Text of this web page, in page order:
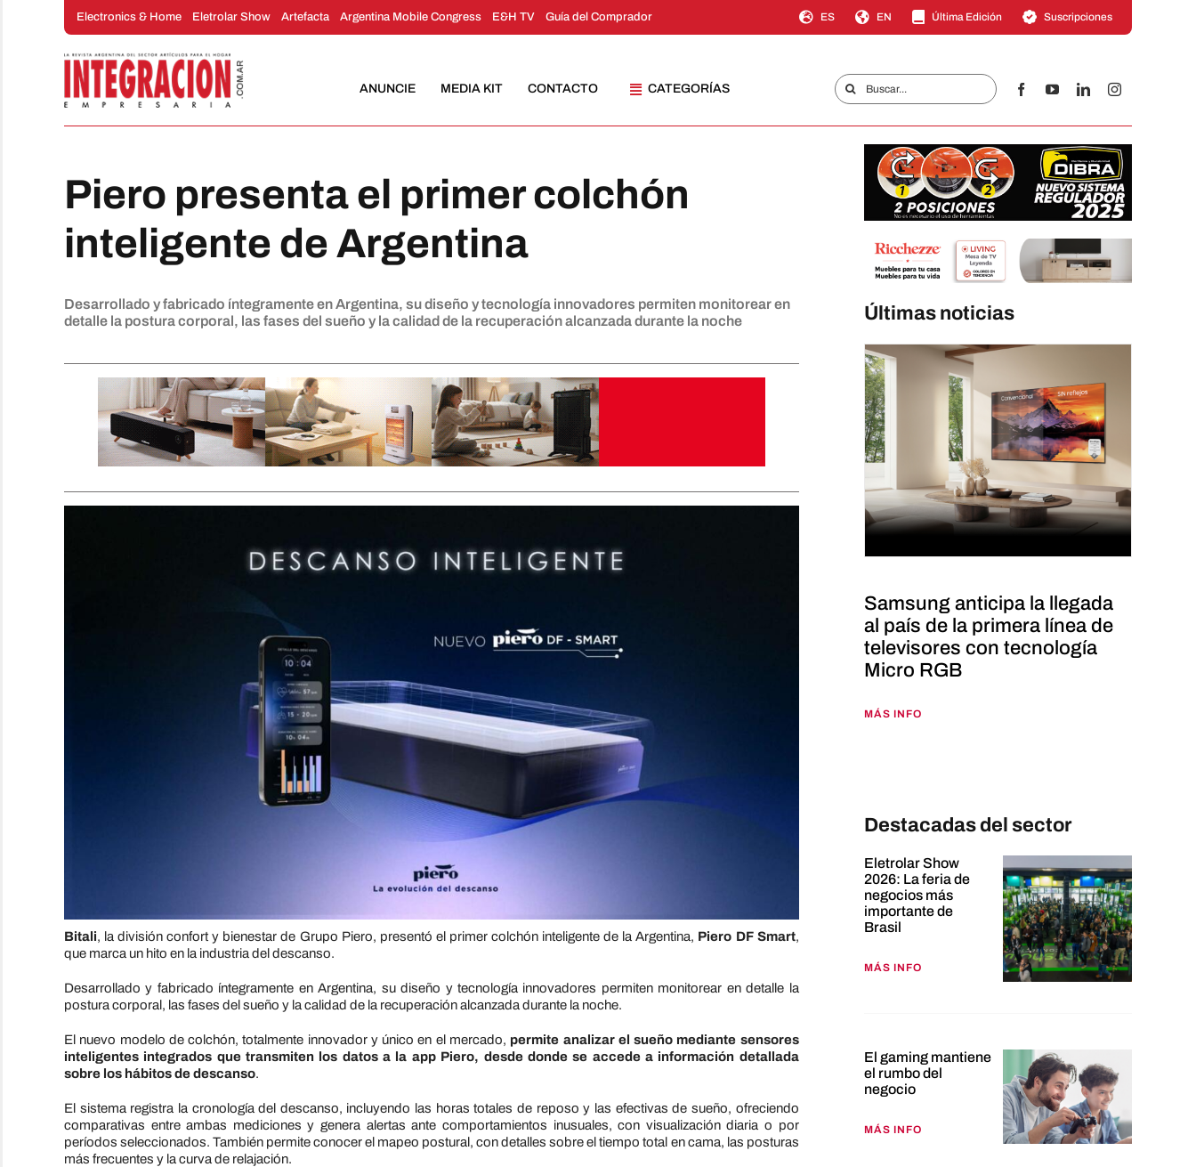
Electronics & Home Eletrolar Show Artefacta Argentina Mobile Congress E&H TV Guía del Comprador ES EN Última Edición Suscripciones
ANUNCIE MEDIA KIT CONTACTO CATEGORÍAS
Buscar:
Piero presenta el primer colchón
inteligente de Argentina
Desarrollado y fabricado íntegramente en Argentina, su diseño y tecnología innovadores permiten monitorear en
detalle la postura corporal, las fases del sueño y la calidad de la recuperación alcanzada durante la noche
Bitali, la división confort y bienestar de Grupo Piero, presentó el primer colchón inteligente de la Argentina, Piero DF Smart,
que marca un hito en la industria del descanso.
Desarrollado y fabricado íntegramente en Argentina, su diseño y tecnología innovadores permiten monitorear en detalle la
postura corporal, las fases del sueño y la calidad de la recuperación alcanzada durante la noche.
El nuevo modelo de colchón, totalmente innovador y único en el mercado, permite analizar el sueño mediante sensores
inteligentes integrados que transmiten los datos a la app Piero, desde donde se accede a información detallada
sobre los hábitos de descanso.
El sistema registra la cronología del descanso, incluyendo las horas totales de reposo y las efectivas de sueño, ofreciendo
comparativas entre ambas mediciones y genera alertas ante comportamientos inusuales, con visualización diaria o por
períodos seleccionados. También permite conocer el mapeo postural, con detalles sobre el tiempo total en cama, las posturas
más frecuentes y la curva de relajación.
Últimas noticias
Samsung anticipa la llegada
al país de la primera línea de
televisores con tecnología
Micro RGB
MÁS INFO
Destacadas del sector
Eletrolar Show
2026: La feria de
negocios más
importante de
Brasil
MÁS INFO
El gaming mantiene
el rumbo del
negocio
MÁS INFO